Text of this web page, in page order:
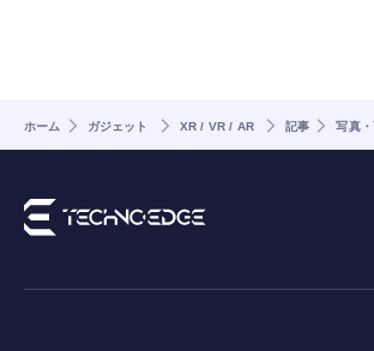
ホーム ガジェット XR / VR / AR 記事 写真